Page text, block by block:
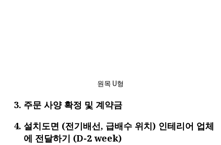
원목 U형
주문 사양 확정 및 계약금
설치도면 (전기배선, 급배수 위치) 인테리어 업체
에 전달하기 (D-2 week)​